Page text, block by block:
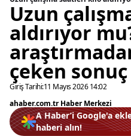
Uzun
aldırıyor
çeken sonuç
Giriş Tarihi:11 Mayıs 2026 14:02
ahaber.com.tr Haber Merkezi
A Haber’i Google'a
haberi alın!